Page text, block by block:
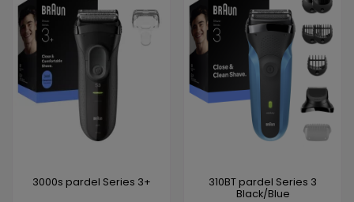
3000s pardel Series 3+
310BT pardel Series 3
Black/Blue